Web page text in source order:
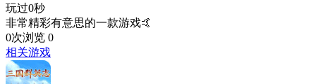
玩过0秒
非常精彩有意思的一款游戏🤙
0次浏览 0
相关游戏